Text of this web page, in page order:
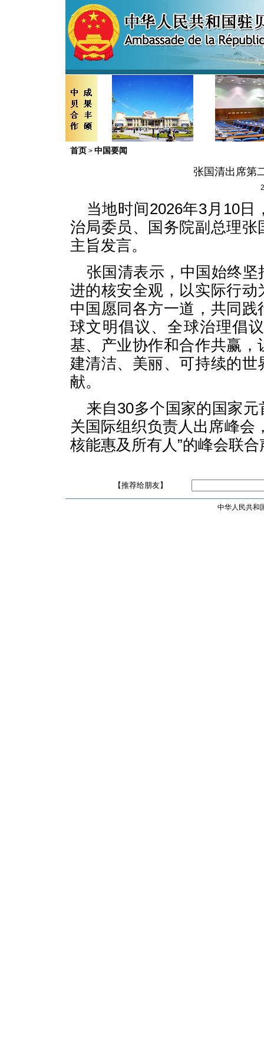
首页 > 中国要闻
张国清出席第
当地时间2026年3月10
治局委员、国务院副总理
主旨发言。
张国清表示，中国始终
进的核安全观，以实际行
中国愿同各方一道，共同
球文明倡议、全球治理倡
基、产业协作和合作共赢
建清洁、美丽、可持续的
献。
来自30多个国家的国家
关国际组织负责人出席峰会
核能惠及所有人”的峰会联合
【推荐给朋友】
中华人民共和